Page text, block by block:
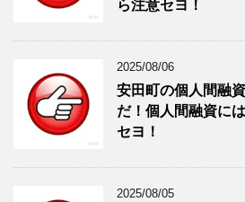
ら注意セヨ！
2025/08/06
安田町の個人間融
だ！個人間融資に
セヨ！
2025/08/05